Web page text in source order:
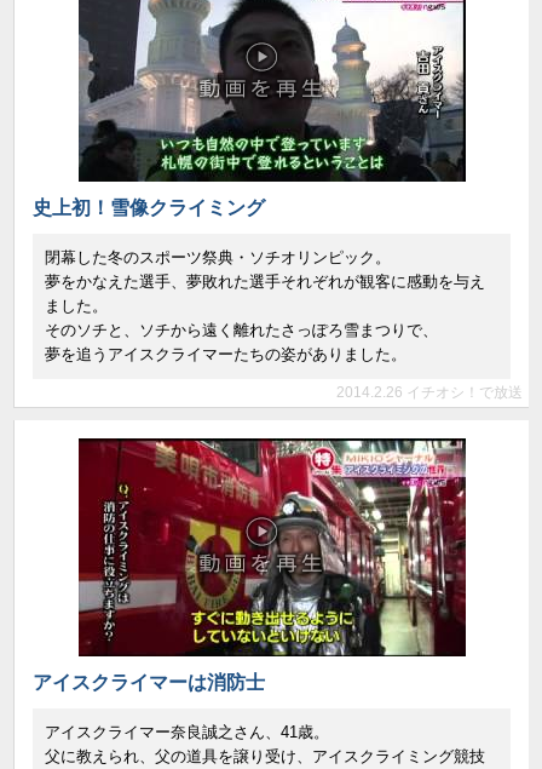
史上初！雪像クライミング
閉幕した冬のスポーツ祭典・ソチオリンピック。
夢をかなえた選手、夢敗れた選手それぞれが観客に感動を与え
ました。
そのソチと、ソチから遠く離れたさっぽろ雪まつりで、
夢を追うアイスクライマーたちの姿がありました。
2014.2.26 イチオシ！で放送
アイスクライマーは消防士
アイスクライマー奈良誠之さん、41歳。
父に教えられ、父の道具を譲り受け、アイスクライミング競技